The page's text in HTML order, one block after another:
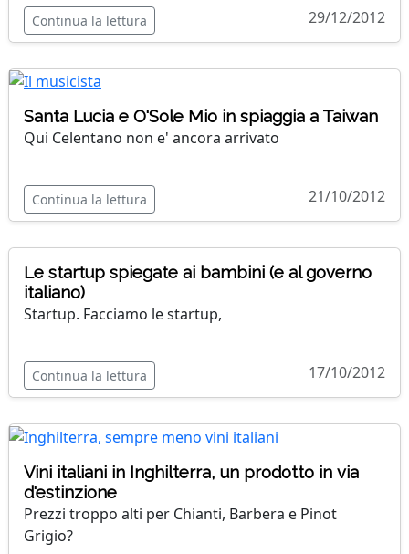
Continua la lettura 29/12/2012
Santa Lucia e O'Sole Mio in spiaggia a Taiwan
Qui Celentano non e' ancora arrivato
Continua la lettura 21/10/2012
Le startup spiegate ai bambini (e al governo
italiano)
Startup. Facciamo le startup,
Continua la lettura 17/10/2012
Vini italiani in Inghilterra, un prodotto in via
d'estinzione
Prezzi troppo alti per Chianti, Barbera e Pinot
Grigio?